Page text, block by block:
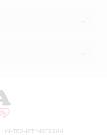
- интернет-магазин